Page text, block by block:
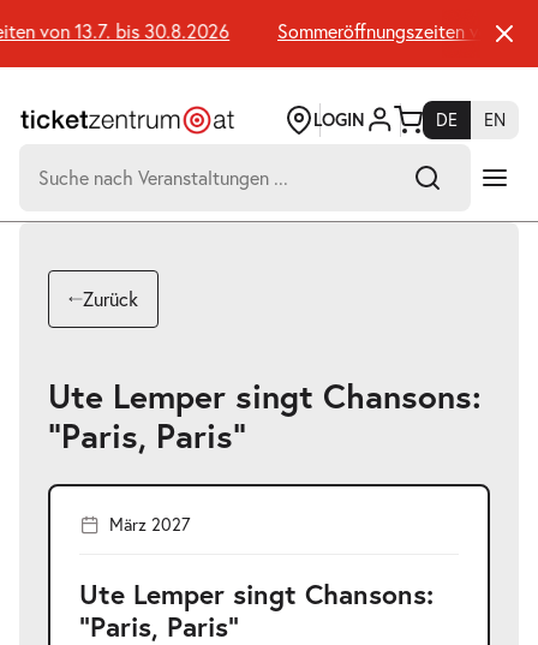
Seiteninhalt
springen
von 13.7. bis 30.8.2026 Sommeröffnungszeiten von
LOGIN DE
EN
nach:
Suchtreffer:
Zurück
Ute Lemper singt Chansons:
"Paris, Paris"
März 2027
Ute Lemper singt Chansons:
"Paris, Paris"